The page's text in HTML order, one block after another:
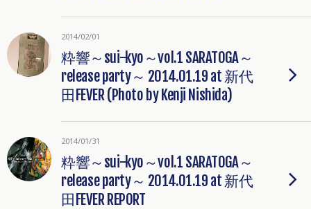
2014/02/01
粋響～sui-kyo～vol.1 SARATOGA～
release party～ 2014.01.19 at 新代
田FEVER (Photo by Kenji Nishida)
2014/01/31
粋響～sui-kyo～vol.1 SARATOGA～
release party～ 2014.01.19 at 新代
田FEVER REPORT